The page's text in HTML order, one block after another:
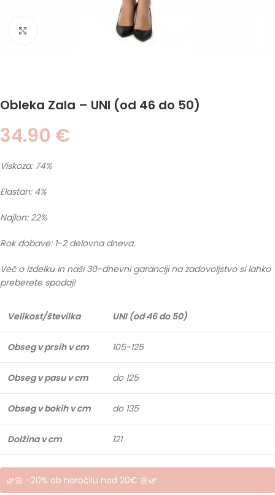
Obleka Zala – UNI (od 46 do 50)
34.90 €
Viskoza: 74%
Elastan: 4%
Najlon: 22%
Rok dobave: 1-2 delovna dneva.
Več o izdelku in naši 30-dnevni garanciji na zadovoljstvo si lahko
preberete spodaj!
Velikost/številka UNI (od 46 do 50)
Obseg v prsih v cm 105-125
Obseg v pasu v cm do 125
Obseg v bokih v cm do 135
Dolžina v cm 121
🌿🌼 -20% ob naročilu nad 20€ 🌼🌿